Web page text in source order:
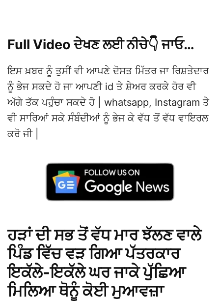
Full Video ਦੇਖਣ ਲਈ ਨੀਚੇ👇 ਜਾਓ…
ਇਸ ਖ਼ਬਰ ਨੂੰ ਤੁਸੀਂ ਵੀ ਆਪਣੇ ਦੋਸਤ ਮਿੱਤਰ ਜਾ ਰਿਸ਼ਤੇਦਾਰ
ਨੂੰ ਭੇਜ ਸਕਦੇ ਹੋ ਜਾ ਆਪਣੀ id ਤੇ ਸ਼ੇਅਰ ਕਰਕੇ ਹੋਰ ਵੀ
ਅੱਗੇ ਤੱਕ ਪਹੁੰਚਾ ਸਕਦੇ ਹੋ | whatsapp, Instagram ਤੇ
ਵੀ ਸਾਰਿਆਂ ਸਕੇ ਸੰਬੰਦੀਆਂ ਨੂੰ ਭੇਜ ਕੇ ਵੱਧ ਤੋਂ ਵੱਧ ਵਾਇਰਲ
ਕਰੋ ਜੀ |
ਹੜਾਂ ਦੀ ਸਭ ਤੋਂ ਵੱਧ ਮਾਰ ਝੱਲਣ ਵਾਲੇ
ਪਿੰਡ ਵਿੱਚ ਵੜ ਗਿਆ ਪੱਤਰਕਾਰ
ਇਕੱਲੇ-ਇਕੱਲੇ ਘਰ ਜਾਕੇ ਪੁੱਛਿਆ
ਮਿਲਿਆ ਥੋਨੂੰ ਕੋਈ ਮੁਆਵਜ਼ਾ